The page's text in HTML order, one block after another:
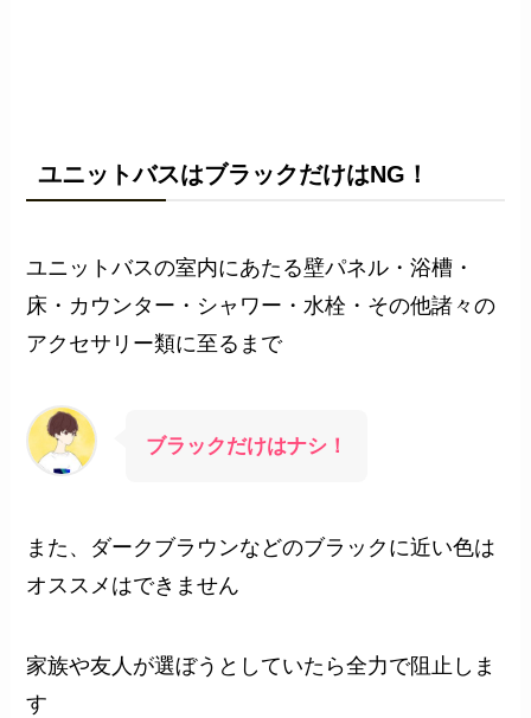
ユニットバスはブラックだけはNG！
ユニットバスの室内にあたる壁パネル・浴槽・
床・カウンター・シャワー・水栓・その他諸々の
アクセサリー類に至るまで
ブラックだけはナシ！
また、ダークブラウンなどのブラックに近い色は
オススメはできません
家族や友人が選ぼうとしていたら全力で阻止しま
す